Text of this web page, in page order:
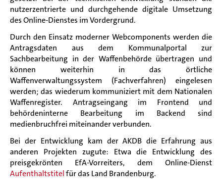
nutzerzentrierte und durchgehende digitale Umsetzung
des Online-Dienstes im Vordergrund.
Durch den Einsatz moderner Webcomponents werden die
Antragsdaten aus dem Kommunalportal zur
Sachbearbeitung in der Waffenbehörde übertragen und
können weiterhin in das örtliche
Waffenverwaltungssystem (Fachverfahren) eingelesen
werden; das wiederum kommuniziert mit dem Nationalen
Waffenregister. Antragseingang im Frontend und
behördeninterne Bearbeitung im Backend sind
medienbruchfrei miteinander verbunden.
Bei der Entwicklung kam der AKDB die Erfahrung aus
anderen Projekten zugute: Etwa die Entwicklung des
preisgekrönten EfA-Vorreiters, dem Online-Dienst
Aufenthaltstitelfür das Land Brandenburg.